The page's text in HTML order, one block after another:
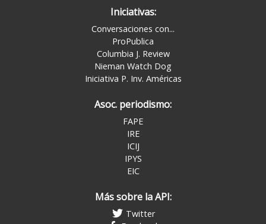
Iniciativas:
Conversaciones con...
ProPublica
Columbia J. Review
Nieman Watch Dog
Iniciativa P. Inv. Américas
Asoc. periodismo:
FAPE
IRE
ICIJ
IPYS
EIC
Más sobre la API:
Twitter